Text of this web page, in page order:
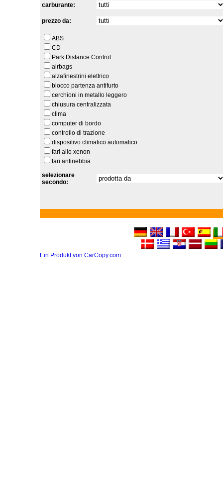
carburante:
prezzo da:
ABS
CD
Park Distance Control
airbags
alzafinestrini elettrico
blocco partenza antifurto
cerchioni in metallo leggero
chiusura centralizzata
clima
computer di bordo
controllo di trazione
dispositivo climatico automatico
fari allo xenon
fari antinebbia
selezionare
secondo:
Ein Produkt von CarCopy.com